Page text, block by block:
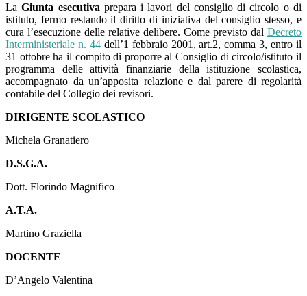
LaGiunta esecutiva prepara i lavori del consiglio di circolo o di
istituto, fermo restando il diritto di iniziativa del consiglio stesso, e
cura l’esecuzione delle relative delibere. Come previsto dal Decreto
Interministeriale n. 44dell’1 febbraio 2001, art.2, comma 3, entro il
31 ottobre ha il compito di proporre al Consiglio di circolo/istituto il
programma delle attività finanziarie della istituzione scolastica,
accompagnato da un’apposita relazione e dal parere di regolarità
contabile del Collegio dei revisori.
DIRIGENTE SCOLASTICO
Michela Granatiero
D.S.G.A.
Dott. Florindo Magnifico
A.T.A.
Martino Graziella
DOCENTE
D’Angelo Valentina